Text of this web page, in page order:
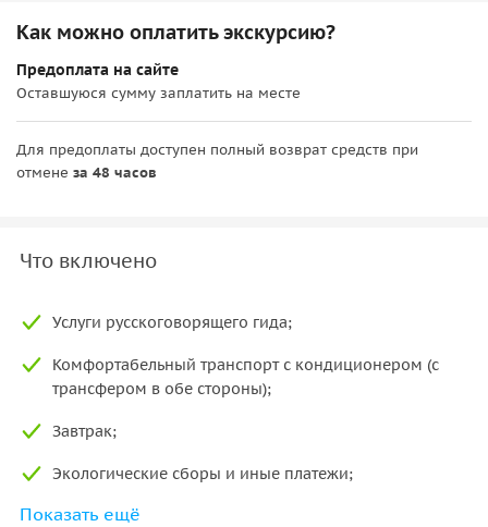
Как можно оплатить экскурсию?
Предоплата на сайте
Оставшуюся сумму заплатить на месте
Для предоплаты доступен полный возврат средств при
отмене за 48 часов
Что включено
Услуги русскоговорящего гида;
Комфортабельный транспорт с кондиционером (с
трансфером в обе стороны);
Завтрак;
Экологические сборы и иные платежи;
Входные билеты;
Показать ещё